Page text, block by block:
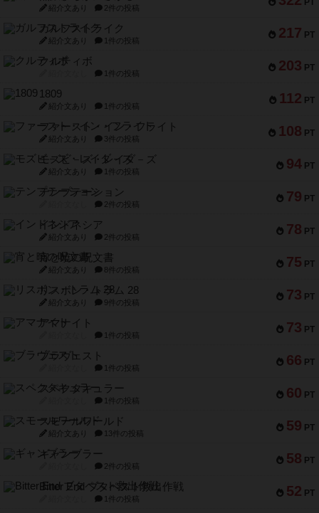
PT
紹介文あり 2件の投稿
217 PT
ガルフストライク
紹介文あり 1件の投稿
203 PT
クルティボ
1件の投稿
112 PT
1809
紹介文あり 1件の投稿
108 PT
ファースト・イン・フライト
紹介文あり 3件の投稿
94 PT
モズビ－ズ・レイダ－ズ
紹介文あり 1件の投稿
79 PT
テンプテーション
2件の投稿
78 PT
インドネシア
紹介文あり 2件の投稿
75 PT
宵と暁の呪文書
紹介文あり 8件の投稿
73 PT
リスボン・トラム 28
紹介文あり 9件の投稿
73 PT
アマナイト
1件の投稿
66 PT
ブラヴェスト
1件の投稿
60 PT
スペクタキュラー
1件の投稿
59 PT
スモールワールド
紹介文あり 13件の投稿
58 PT
ギャンブラー
2件の投稿
52 PT
Bitter End ブタペスト救出作戦
1件の投稿